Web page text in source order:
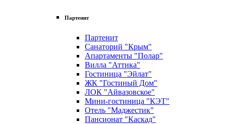
Партенит
Партенит
Санаторий "Крым"
Апартаменты "Полар"
Вилла "Аттика"
Гостиница "Эйлат"
ЖК "Гостиный Дом"
ЛОК "Айвазовское"
Мини-гостиница "КЭТ"
Отель "Маджестик"
Пансионат "Каскад"